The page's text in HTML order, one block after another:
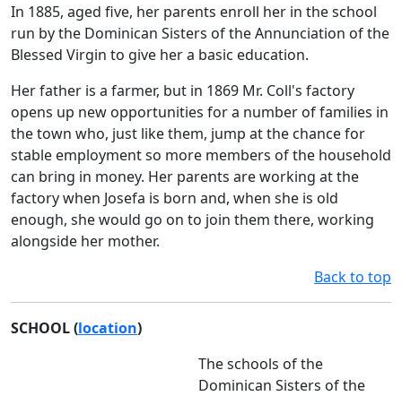
In 1885, aged five, her parents enroll her in the school
run by the Dominican Sisters of the Annunciation of the
Blessed Virgin to give her a basic education.
Her father is a farmer, but in 1869 Mr. Coll's factory
opens up new opportunities for a number of families in
the town who, just like them, jump at the chance for
stable employment so more members of the household
can bring in money. Her parents are working at the
factory when Josefa is born and, when she is old
enough, she would go on to join them there, working
alongside her mother.
Back to top
SCHOOL (location)
The schools of the
Dominican Sisters of the